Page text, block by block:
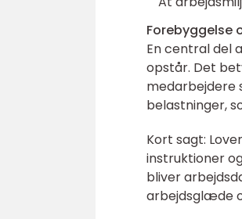
Forebyggelse
En central del
opstår. Det
medarbejdere
belastninger,
Kort sagt:
instruktioner
bliver
arbejdsglæde